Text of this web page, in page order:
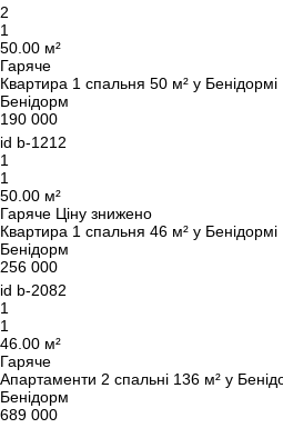
2
1
50.00 м²
Гаряче
Квартира 1 спальня 50 м² у Бенідормі
Бенідорм
190 000
id b-1212
1
1
50.00 м²
Гаряче Ціну знижено
Квартира 1 спальня 46 м² у Бенідормі
Бенідорм
256 000
id b-2082
1
1
46.00 м²
Гаряче
Апартаменти 2 спальні 136 м² у
Бенідорм
689 000
Ми отримали ваш
запит і відповімо
найближчим часом.
Підписку на оновлення
Ми вам
Залиште свої контактні
UKRAINE